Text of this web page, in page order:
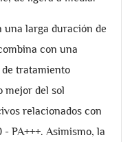
una larga duración de
con una
tratamiento
mejor del sol
relacionados con
PA+++. Asimismo, la